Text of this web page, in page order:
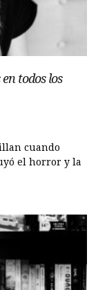
todos los
cuando
el horror y la